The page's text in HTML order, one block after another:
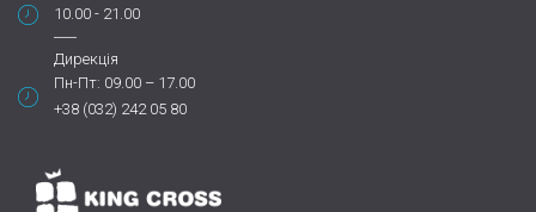
10.00 - 21.00
Дирекція
Пн-Пт: 09.00 – 17.00
+38 (032) 242 05 80